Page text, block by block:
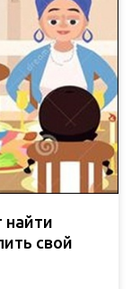
найти
свой